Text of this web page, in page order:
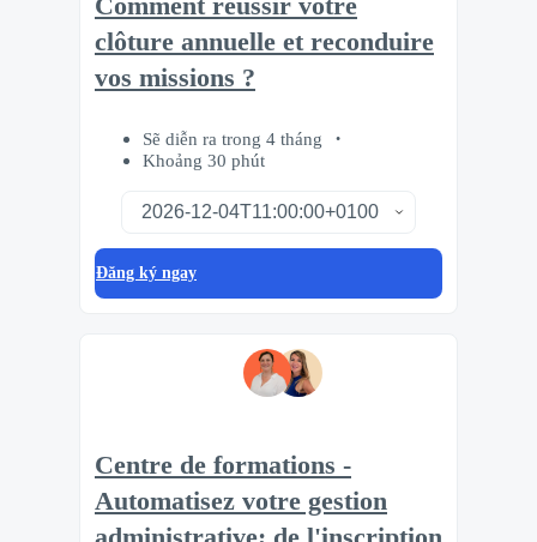
Comment réussir votre
clôture annuelle et reconduire
vos missions ?
Sẽ diễn ra trong 4 tháng
Khoảng 30 phút
Đăng ký ngay
Centre de formations -
Automatisez votre gestion